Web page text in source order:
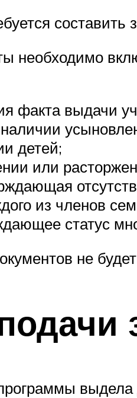
необходимо
факта выдачи
детей;
или
из членов
статус
не
выдела